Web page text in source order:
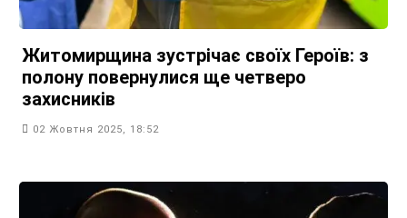
Житомирщина зустрічає своїх Героїв: з
полону повернулися ще четверо
захисників
02 Жовтня 2025, 18:52